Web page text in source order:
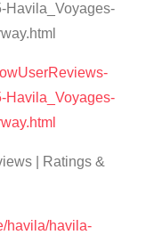
Havila_Voyages-
Havila_Voyages-
| Ratings &
havila/havila-